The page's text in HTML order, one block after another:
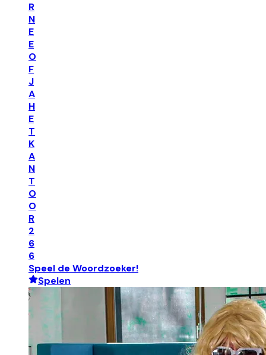
R
N
E
E
O
F
J
A
H
E
T
K
A
N
T
O
O
R
2
6
6
Speel de Woordzoeker!
Spelen